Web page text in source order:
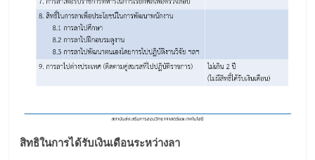
สิทธิในการได้รับเงินเดือนระหว่างลา